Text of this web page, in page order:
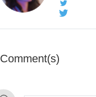
Comment(s)